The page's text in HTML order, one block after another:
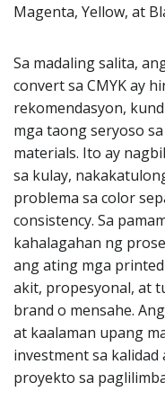
Magenta, Yellow, at
Sa madaling salita,
convert sa CMYK ay
rekomendasyon,
mga taong seryoso
materials. Ito ay
sa kulay,
problema sa color
consistency. Sa
kahalagahan ng
ang ating mga
akit, propesyonal, at
brand o mensahe.
at kaalaman upang
investment sa
proyekto sa